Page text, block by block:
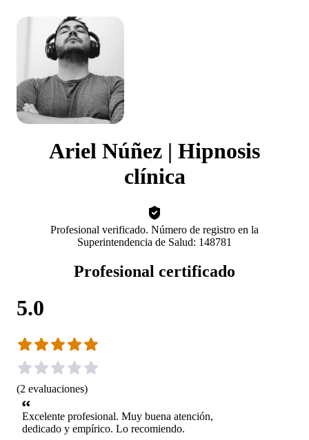
Ariel Núñez | Hipnosis
clínica
Profesional verificado. Número de registro en la
Superintendencia de Salud: 148781
Profesional certificado
5.0
(2 evaluaciones)
Excelente profesional. Muy buena atención,
dedicado y empírico. Lo recomiendo.